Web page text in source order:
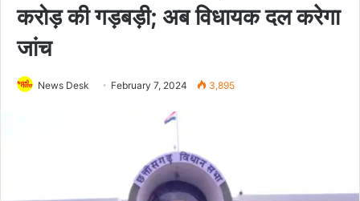
करोड़ की गड़बड़ी; अब विधायक दल करेगा
जांच
News Desk February 7, 2024 3,895